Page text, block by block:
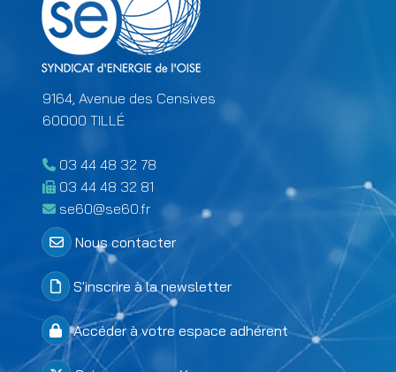
9164, Avenue des Censives
60000 TILLÉ
03 44 48 32 78
03 44 48 32 81
se60@se60.fr
Menu Colonne 2 footer
Nous contacter
S'inscrire à la newsletter
Accéder à votre espace adhérent